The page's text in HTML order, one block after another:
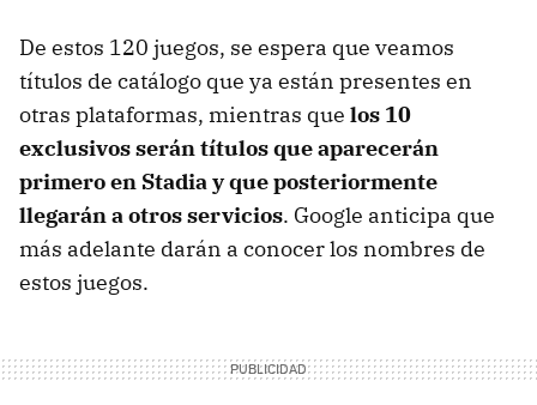
De estos 120 juegos, se espera que veamos
títulos de catálogo que ya están presentes en
otras plataformas, mientras que los 10
exclusivos serán títulos que aparecerán
primero en Stadia y que posteriormente
llegarán a otros servicios. Google anticipa que
más adelante darán a conocer los nombres de
estos juegos.